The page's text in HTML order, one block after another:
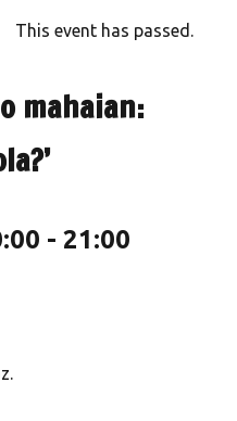
This event has passed.
mahaian:
- 21:00